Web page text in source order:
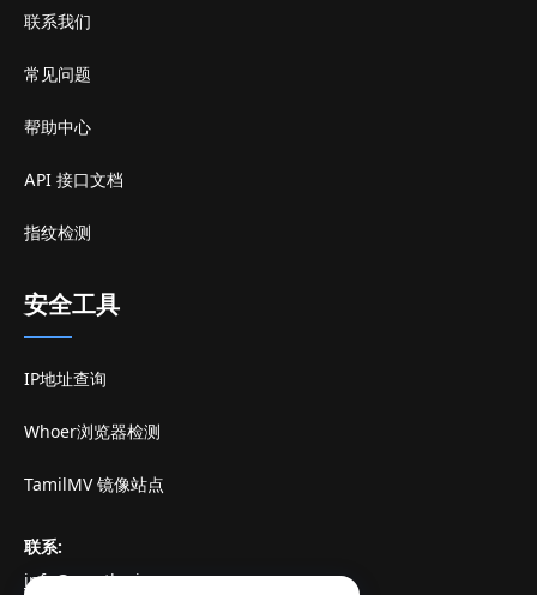
联系我们
常见问题
帮助中心
API 接口文档
指纹检测
安全工具
IP地址查询
Whoer浏览器检测
TamilMV 镜像站点
联系:
info@mostlogin.com